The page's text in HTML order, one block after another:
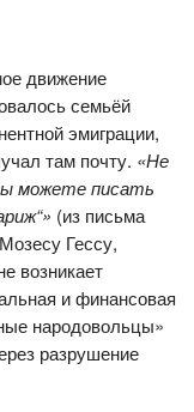
движение
семьёй
эмиграции,
там почту. «Не
можете писать
(из письма
Гессу,
возникает
и финансовая
народовольцы»
разрушение